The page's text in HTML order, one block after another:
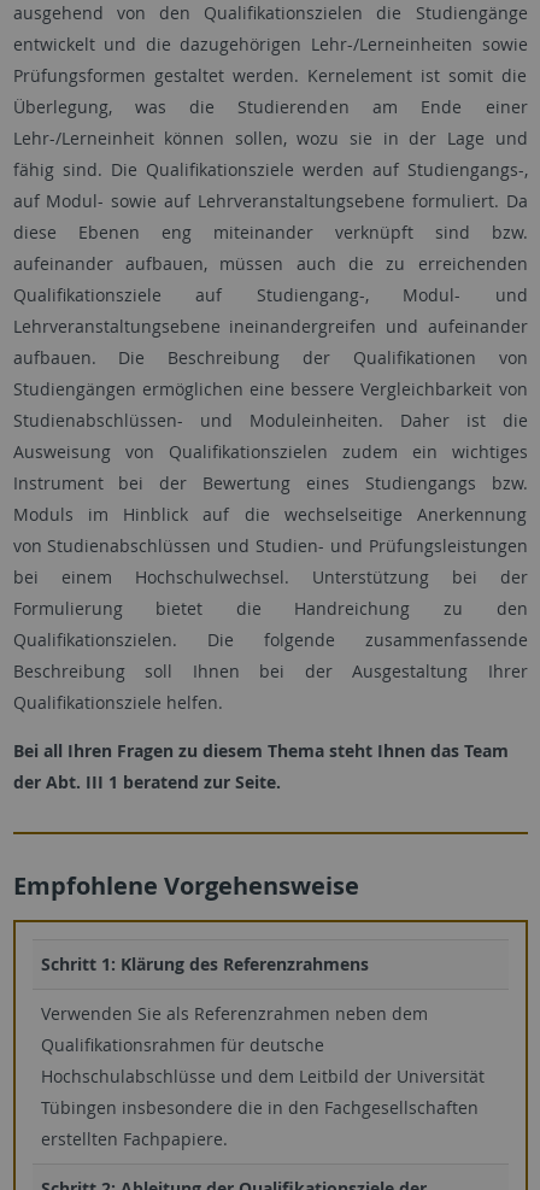
ausgehend von den Qualifikationszielen die Studiengänge
entwickelt und die dazugehörigen Lehr-/Lerneinheiten sowie
Prüfungsformen gestaltet werden. Kernelement ist somit die
Überlegung, was die Studierenden am Ende einer
Lehr-/Lerneinheit können sollen, wozu sie in der Lage und
fähig sind. Die Qualifikationsziele werden auf Studiengangs-,
auf Modul- sowie auf Lehrveranstaltungsebene formuliert. Da
diese Ebenen eng miteinander verknüpft sind bzw.
aufeinander aufbauen, müssen auch die zu erreichenden
Qualifikationsziele auf Studiengang-, Modul- und
Lehrveranstaltungsebene ineinandergreifen und aufeinander
aufbauen. Die Beschreibung der Qualifikationen von
Studiengängen ermöglichen eine bessere Vergleichbarkeit von
Studienabschlüssen- und Moduleinheiten. Daher ist die
Ausweisung von Qualifikationszielen zudem ein wichtiges
Instrument bei der Bewertung eines Studiengangs bzw.
Moduls im Hinblick auf die wechselseitige Anerkennung
von Studienabschlüssen und Studien- und Prüfungsleistungen
bei einem Hochschulwechsel. Unterstützung bei der
Formulierung bietet die Handreichung zu den
Qualifikationszielen. Die folgende zusammenfassende
Beschreibung soll Ihnen bei der Ausgestaltung Ihrer
Qualifikationsziele helfen.
Bei all Ihren Fragen zu diesem Thema steht Ihnen das Team
der Abt. III 1 beratend zur Seite.
Empfohlene Vorgehensweise
Schritt 1: Klärung des Referenzrahmens
Verwenden Sie als Referenzrahmen neben dem
Qualifikationsrahmen für deutsche
Hochschulabschlüsse und dem Leitbild der Universität
Tübingen insbesondere die in den Fachgesellschaften
erstellten Fachpapiere.